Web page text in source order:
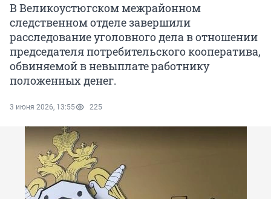
В Великоустюгском межрайонном
следственном отделе завершили
расследование уголовного дела в отношении
председателя потребительского кооператива,
обвиняемой в невыплате работнику
положенных денег.
3 июня 2026, 13:55 225